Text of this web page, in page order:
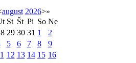
august 2026>»
St Št Pi So Ne
29 30 31 1
2
5 6 7 8
9
12 13 14 15 16